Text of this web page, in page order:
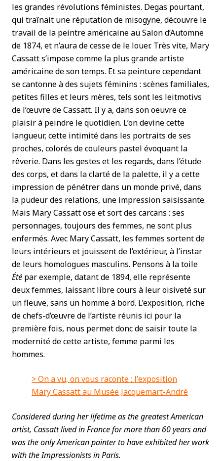
les grandes révolutions féministes. Degas pourtant,
qui traînait une réputation de misogyne, découvre le
travail de la peintre américaine au Salon d’Automne
de 1874, et n’aura de cesse de le louer. Très vite, Mary
Cassatt s’impose comme la plus grande artiste
américaine de son temps. Et sa peinture cependant
se cantonne à des sujets féminins : scènes familiales,
petites filles et leurs mères, tels sont les leitmotivs
de l’œuvre de Cassatt. Il y a, dans son oeuvre ce
plaisir à peindre le quotidien. L’on devine cette
langueur, cette intimité dans les portraits de ses
proches, colorés de couleurs pastel évoquant la
rêverie. Dans les gestes et les regards, dans l’étude
des corps, et dans la clarté de la palette, il y a cette
impression de pénétrer dans un monde privé, dans
la pudeur des relations, une impression saisissante.
Mais Mary Cassatt ose et sort des carcans : ses
personnages, toujours des femmes, ne sont plus
enfermés. Avec Mary Cassatt, les femmes sortent de
leurs intérieurs et jouissent de l’extérieur, à l’instar
de leurs homologues masculins. Pensons à la toile
Été par exemple, datant de 1894, elle représente
deux femmes, laissant libre cours à leur oisiveté sur
un fleuve, sans un homme à bord. L’exposition, riche
de chefs-d’œuvre de l’artiste réunis ici pour la
première fois, nous permet donc de saisir toute la
modernité de cette artiste, femme parmi les
hommes.
> On a vu, on vous raconte : l'exposition
Mary Cassatt au Musée Jacquemart-André
Considered during her lifetime as the greatest American
artist, Cassatt lived in France for more than 60 years and
was the only American painter to have exhibited her work
with the Impressionists in Paris.